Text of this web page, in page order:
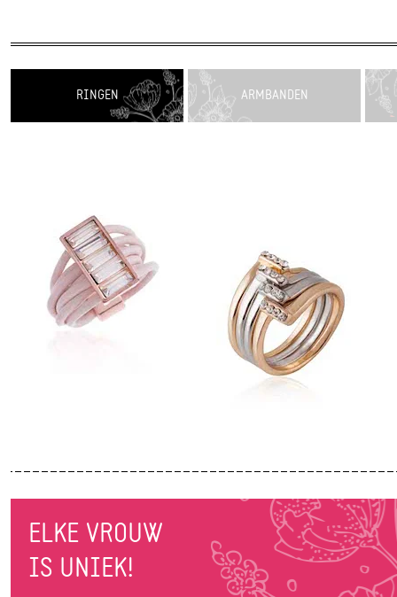
RINGEN ARMBANDEN
ELKE VROUW
IS UNIEK!